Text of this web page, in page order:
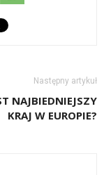
Następny artykuł
NAJBIEDNIEJSZY
KRAJ W EUROPIE?